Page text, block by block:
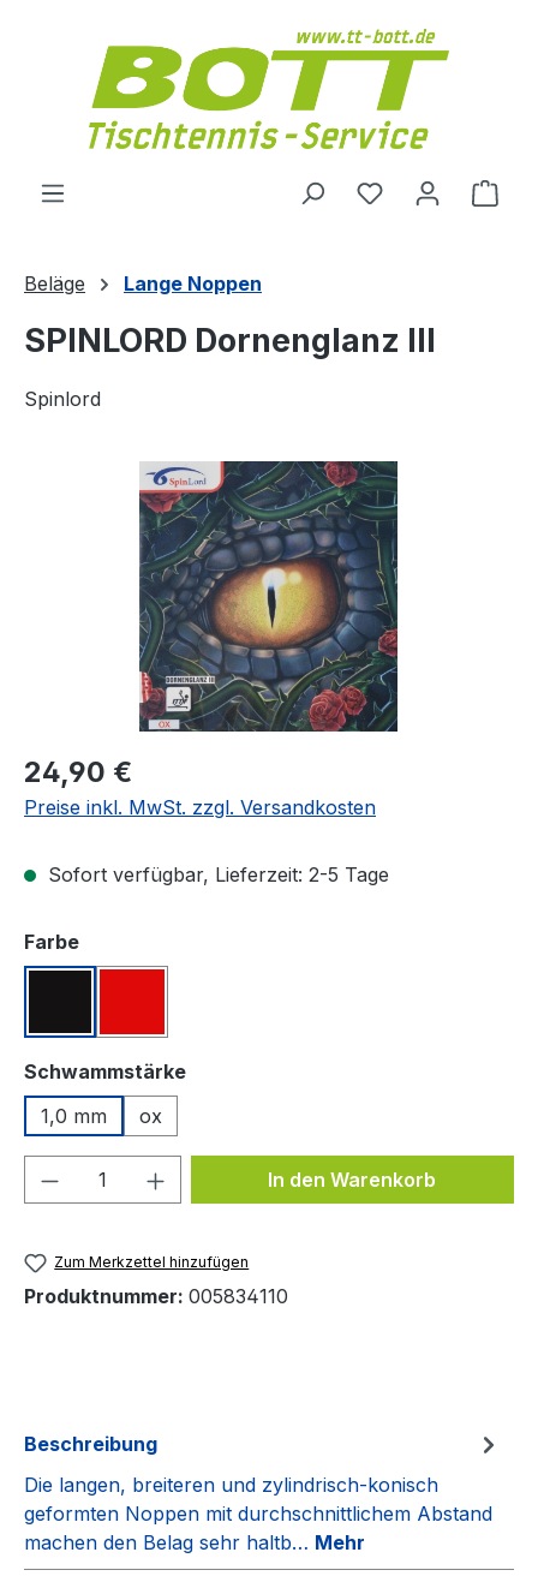
Du hast 0
Beläge Lange Noppen
SPINLORD Dornenglanz III
Spinlord
Regulärer Preis:
24,90 €
Preise inkl. MwSt. zzgl. Versandkosten
Sofort verfügbar, Lieferzeit: 2-5 Tage
Farbeauswählen
Schwammstärkeauswählen
1,0 mm
ox
Produkt Anzahl: Gib denIn den Warenkorb
Zum Merkzettel hinzufügen
Produktnummer: 005834110
Beschreibung
Die langen, breiteren und zylindrisch-konisch
geformten Noppen mit durchschnittlichem Abstand
machen den Belag sehr haltb… Mehr